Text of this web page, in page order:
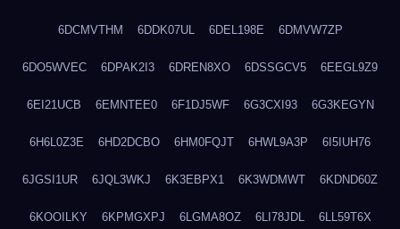
6DCMVTHM 6DDK07UL 6DEL198E 6DMVW7ZP
6DO5WVEC 6DPAK2I3 6DREN8XO 6DSSGCV5 6EEGL9Z9
6EI21UCB 6EMNTEE0 6F1DJ5WF 6G3CXI93 6G3KEGYN
6H6L0Z3E 6HD2DCBO 6HM0FQJT 6HWL9A3P 6I5IUH76
6JGSI1UR 6JQL3WKJ 6K3EBPX1 6K3WDMWT 6KDND60Z
6KOOILKY 6KPMGXPJ 6LGMA8OZ 6LI78JDL 6LL59T6X